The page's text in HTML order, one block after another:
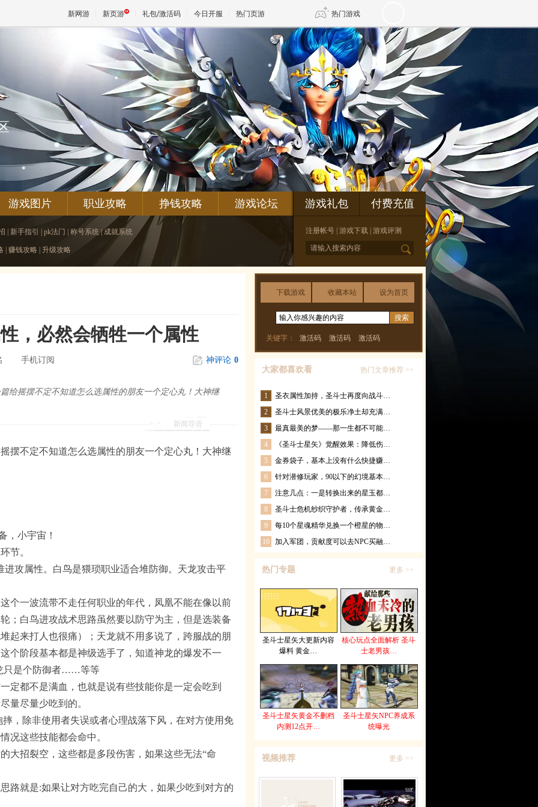
新网游 新页游 礼包/激活码 今日开服 热门页游 热门游戏
DNF 传奇4
天堂 剑网3旗舰版 新天龙八部
王权与自由 诛仙世界 新仙侠5
游戏图片 职业攻略 挣钱攻略 游戏论坛
新手指引 pk法门 称号系统|成就系统
赚钱攻略 升级攻略
游戏礼包 付费充值
注册帐号 游戏下载 游戏评测
*
下载游戏 收藏本站 设为首页
关键字： 激活码 激活码 激活码
大家都喜欢看
1
圣衣属性加持，圣斗士再度向战斗…
2
圣斗士风景优美的极乐净土却充满…
3
最真最美的梦——那一生都不可能…
4
《圣斗士星矢》觉醒效果：降低伤…
5
金券袋子，基本上没有什么快捷赚…
6
针对潜修玩家，90以下的幻境基本…
7
注意几点：一是转换出来的星玉都…
8
圣斗士危机纱织守护者，传承黄金…
9
每10个星魂精华兑换一个橙星的物…
10
加入军团，贡献度可以去NPC买融…
热门文章推荐 >>
热门专题
圣斗士星矢大更新内容
爆料 黄金…
核心玩点全面解析 圣斗
士老男孩…
圣斗士星矢黄金不删档
内测12点开…
圣斗士星矢NPC养成系
统曝光
更多 >>
视频推荐 更多 >>
，必然会牺牲一个属性
手机订阅 神评论 0
新闻导语
给摇摆不定不知道怎么选属性的朋友一个定心丸！大神继
摆不定不知道怎么选属性的朋友一个定心丸！大神继
，小宇宙！
节。
进攻属性。白鸟是猥琐职业适合堆防御。天龙攻击平
个一波流带不走任何职业的年代，凤凰不能在像以前
；白鸟进攻战术思路虽然要以防守为主，但是选装备
起来打人也很痛）；天龙就不用多说了，跨服战的朋
个阶段基本都是神级选手了，知道神龙的爆发不一
只是个防御者……等等
定都不是满血，也就是说有些技能你是一定会吃到
量尽量少吃到的。
，除非使用者失误或者心理战落下风，在对方使用免
况这些技能都会命中。
大招裂空，这些都是多段伤害，如果这些无法“命
路就是:如果让对方吃完自己的大，如果少吃到对方的